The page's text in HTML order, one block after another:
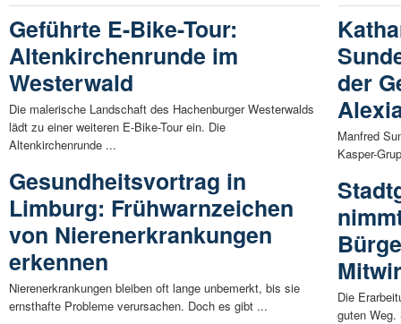
Geführte E-Bike-Tour:
Altenkirchenrunde im
Westerwald
Die malerische Landschaft des Hachenburger Westerwalds
lädt zu einer weiteren E-Bike-Tour ein. Die
Altenkirchenrunde ...
Gesundheitsvortrag in
Limburg: Frühwarnzeichen
von Nierenerkrankungen
erkennen
Nierenerkrankungen bleiben oft lange unbemerkt, bis sie
ernsthafte Probleme verursachen. Doch es gibt ...
der
Manfred
Kasper-
Die
guten